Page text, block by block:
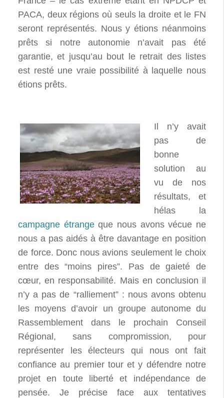
PACA, deux régions où seuls la droite et le FN
seront représentés. Nous y étions néanmoins
prêts si notre autonomie n’avait pas été
garantie, et jusqu’au bout le retrait des listes
est resté une vraie possibilité à laquelle nous
étions prêts.
Il n’y avait
pas de
bonne
solution au
vu de nos
résultats, et
hélas la
campagne étrangeque nous avons vécue ne
nous a pas aidés à être davantage en position
de force. Donc nous avions seulement le choix
entre des “moins pires”. Pas de gaieté de
cœur, en responsabilité. Mais en conclusion il
n’y a pas de “ralliement” : nous avons obtenu
les moyens d’avoir un groupe autonome du
Rassemblement dans le prochain Conseil
Régional, sans compromission, pour
représenter les électeurs qui nous ont fait
confiance au premier tour et y défendre notre
projet en toute liberté et indépendance de
pensée. Je précise face aux tentatives